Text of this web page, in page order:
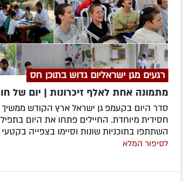
רגעים מגן ישראליום גדוש בתוכן חס
מתמונה אחת לאלף זיכרונות | יום של
סדר היום בקעמפ גן ישראל ארץ הקודש ממשיך
חסידית מיוחדת. החיילים פתחו את היום
השתתפו בתוכניות שונות וסיימו בצפייה בקטעי
לסיפור המלא